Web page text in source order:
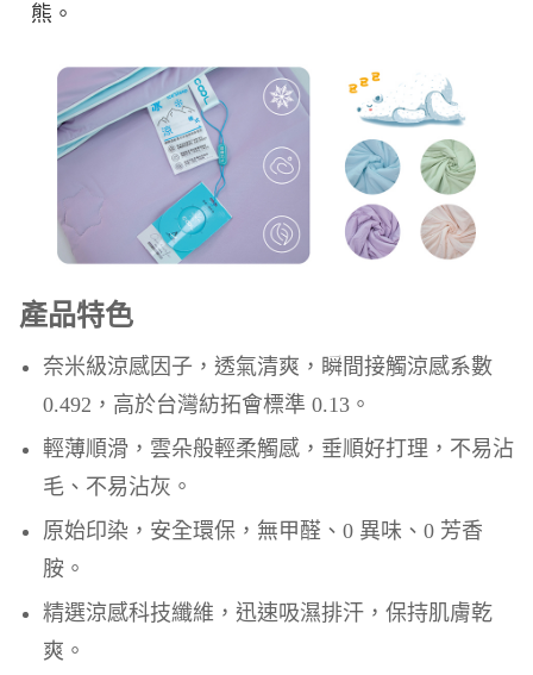
熊。
產品特色
奈米級涼感因子，透氣清爽，瞬間接觸涼感系數
0.492，高於台灣紡拓會標準 0.13。
輕薄順滑，雲朵般輕柔觸感，垂順好打理，不易沾
毛、不易沾灰。
原始印染，安全環保，無甲醛、0 異味、0 芳香
胺。
精選涼感科技纖維，迅速吸濕排汗，保持肌膚乾
爽。